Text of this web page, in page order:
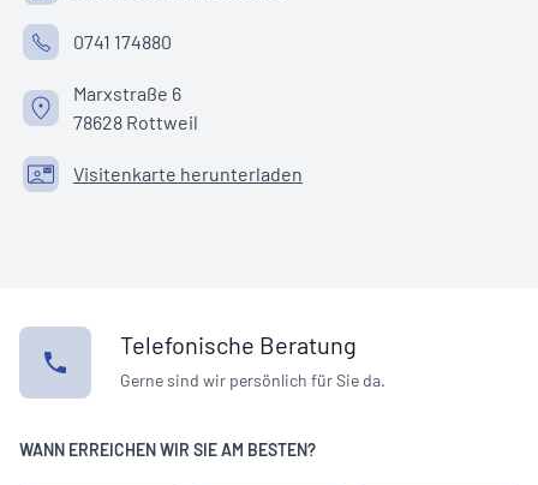
0741 174880
Marxstraße 6
78628 Rottweil
Visitenkarte herunterladen
Telefonische Beratung
Gerne sind wir persönlich für Sie da.
WANN ERREICHEN WIR SIE AM BESTEN?